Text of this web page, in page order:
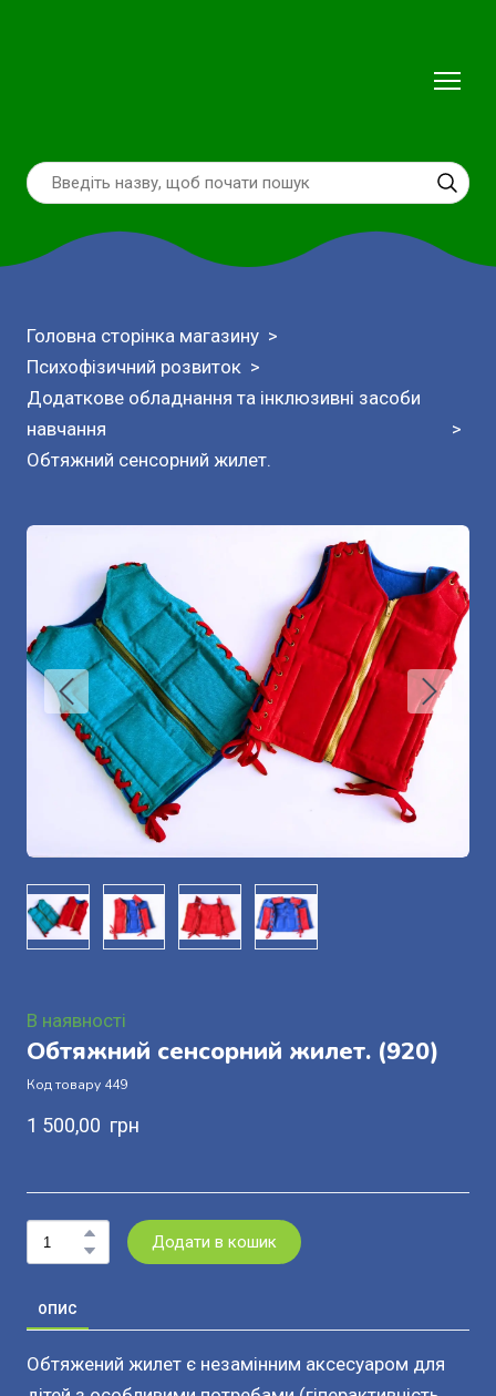
Головна сторінка магазину
Психофізичний розвиток
Додаткове обладнання та інклюзивні засоби
навчання
Обтяжний сенсорний жилет.
В наявності
Обтяжний сенсорний жилет. (920)
Код товару 449
1 500,00  грн
Додати в кошик
ОПИС
Обтяжений жилет є незамінним аксесуаром для